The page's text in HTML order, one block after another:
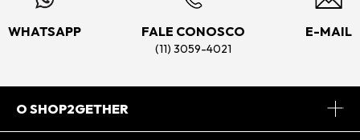
WHATSAPP FALE CONOSCO
(11) 3059-4021
E-MAIL
O SHOP2GETHER